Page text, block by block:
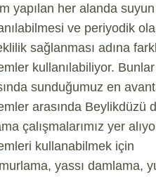
yapılan her alanda
ve periyodik
sağlanması adına
kullanılabiliyor. Bunlar
sunduğumuz en
arasında Beylikdüzü
çalışmalarımız yer
kullanabilmek için
yassı damlama,